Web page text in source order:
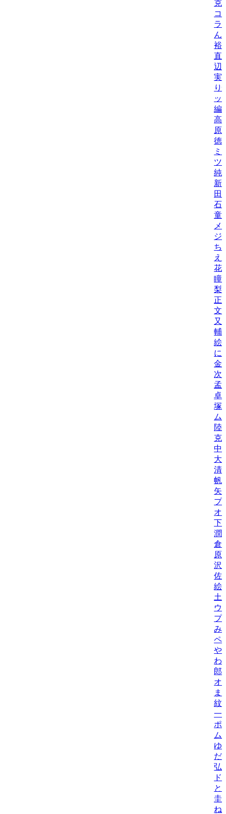
克
コ
ラ
ん
裕/
直
辺
実/
り
ッ
編
高
原
徳/
ミ
ツ
純/
新
田
石
童
メ
ジ
ち
え
花
瞳/
梨
正
文
又
輔/
絵
に
金
次/
孟
卓
塚
ム
陸
克
中
大
清
帆/
矢
プ
オ
下
潤/
倉
原
沢
佐
絵/
土
ウ
プ
み/
ペ/
や
わ
郎
オ
ま
紋/
一
ポ
ム
ゆ
だ
弘
ド
と
圭/
ね